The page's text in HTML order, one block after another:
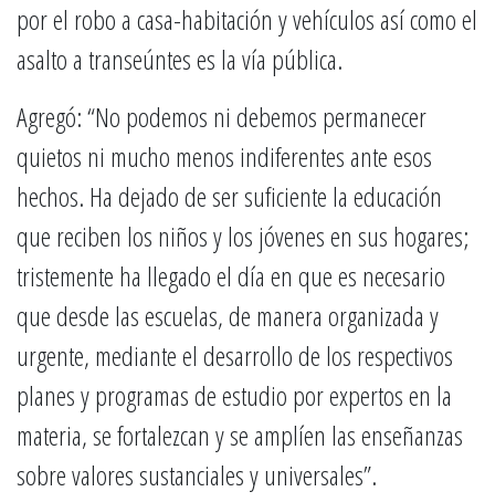
por el robo a casa-habitación y vehículos así como el
asalto a transeúntes es la vía pública.
Agregó: “No podemos ni debemos permanecer
quietos ni mucho menos indiferentes ante esos
hechos. Ha dejado de ser suficiente la educación
que reciben los niños y los jóvenes en sus hogares;
tristemente ha llegado el día en que es necesario
que desde las escuelas, de manera organizada y
urgente, mediante el desarrollo de los respectivos
planes y programas de estudio por expertos en la
materia, se fortalezcan y se amplíen las enseñanzas
sobre valores sustanciales y universales”.